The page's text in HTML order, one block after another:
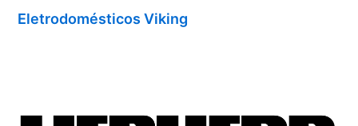
Eletrodomésticos Viking